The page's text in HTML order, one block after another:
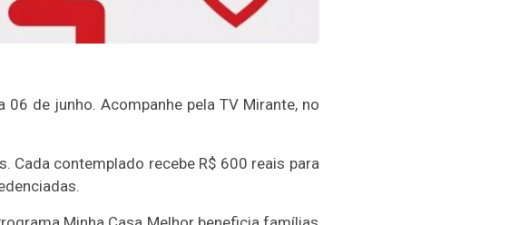
de junho. Acompanhe pela TV Mirante, no
Cada contemplado recebe R$ 600 reais para